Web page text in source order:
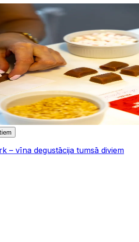
– vīna degustācija tumsā diviem